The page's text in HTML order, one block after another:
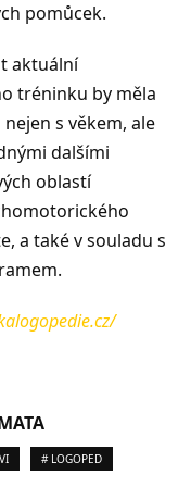
pomůcek.
aktuální
tréninku by měla
s věkem, ale
dalšími
oblastí
a také v souladu s
# LOGOPED